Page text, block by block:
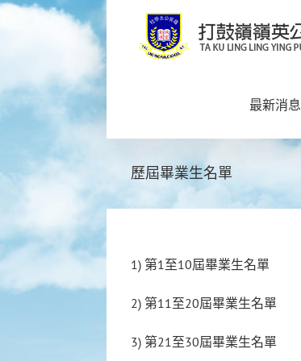
Skip
最新消息
歷屆畢業生名單
1) 第1至10屆畢業生名單
2) 第11至20屆畢業生名單
3) 第21至30屆畢業生名單